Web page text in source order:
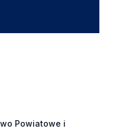
Powiatowe i